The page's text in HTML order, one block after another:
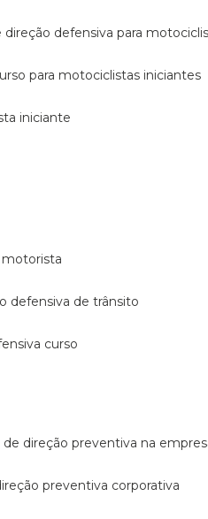
direção defensiva para
curso para motociclistas iniciantes
iniciante
motorista
defensiva de trânsito
curso
de direção preventiva na
preventiva corporativa